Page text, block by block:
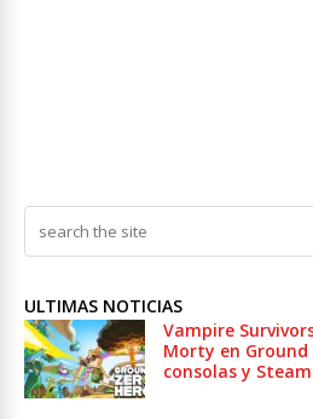
ULTIMAS NOTICIAS
Vampire
Morty en Ground
consolas y